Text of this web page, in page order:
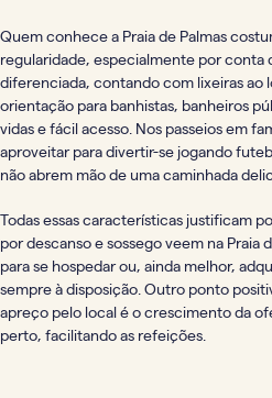
Quem conhece a Praia de Palmas
regularidade, especialmente por
diferenciada, contando com lixeiras ao
orientação para banhistas, banheiros
vidas e fácil acesso. Nos passeios em
aproveitar para divertir-se jogando
não abrem mão de uma caminhada
Todas essas características justificam
por descanso e sossego veem na Praia
para se hospedar ou, ainda melhor,
sempre à disposição. Outro ponto
apreço pelo local é o crescimento da
perto, facilitando as refeições.